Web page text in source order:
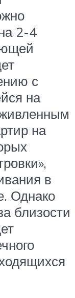
2-4
с
на
на
в
Однако
близости